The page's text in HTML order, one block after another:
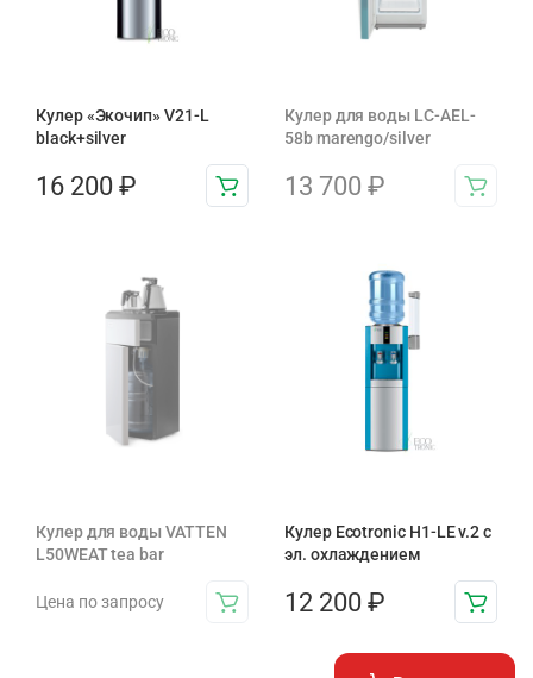
Кулер «Экочип» V21-L
black+silver
16 200 ₽
Кулер для воды LC-AEL-
58b marengo/silver
13 700 ₽
Кулер для воды VATTEN
L50WEAT tea bar
Цена по запросу
Кулер Ecotronic H1-LE v.2 с
эл. охлаждением
12 200 ₽